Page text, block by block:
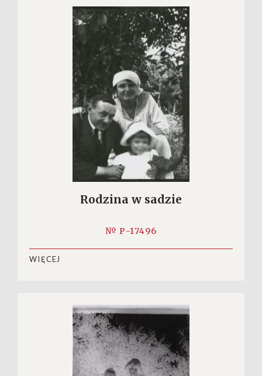
Rodzina w sadzie
№ P-17496
WIĘCEJ